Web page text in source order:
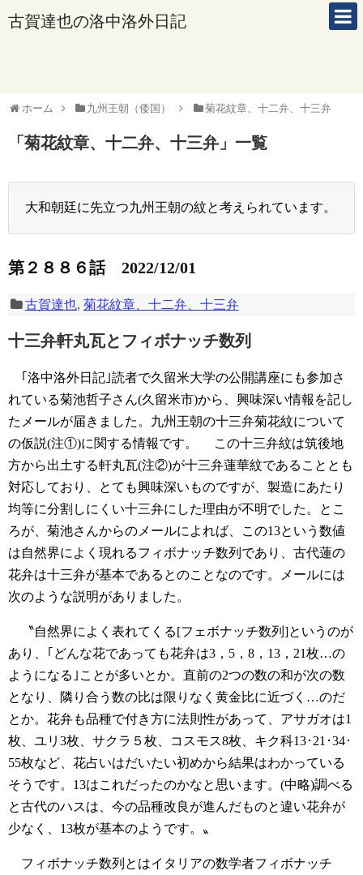
古賀達也の洛中洛外日記
ホーム 九州王朝（倭国） 菊花紋章、十二弁、十三弁
「 菊花紋章、十二弁、十三弁 」 一覧
大和朝廷に先立つ九州王朝の紋と考えられています。
第２８８６話 2022/12/01
古賀達也, 菊花紋章、十二弁、十三弁
十三弁軒丸瓦とフィボナッチ数列
｢洛中洛外日記｣読者で久留米大学の公開講座にも参加さ
れている菊池哲子さん(久留米市)から、興味深い情報を記し
たメールが届きました。九州王朝の十三弁菊花紋について
の仮説(注①)に関する情報です。
この十三弁紋は筑後地
方から出土する軒丸瓦(注②)が十三弁蓮華紋であることとも
対応しており、とても興味深いものですが、製造にあたり
均等に分割しにくい十三弁にした理由が不明でした。とこ
ろが、菊池さんからのメールによれば、この13という数値
は自然界によく現れるフィボナッチ数列であり、古代蓮の
花弁は十三弁が基本であるとのことなのです。メールには
次のような説明がありました。
〝自然界によく表れてくる[フェボナッチ数列]というのが
あり、｢どんな花であっても花弁は3，5，8，13，21枚…の
ようになる｣ことが多いとか。直前の2つの数の和が次の数
となり、隣り合う数の比は限りなく黄金比に近づく…のだ
とか。花弁も品種で付き方に法則性があって、アサガオは1
枚、ユリ3枚、サクラ５枚、コスモス8枚、キク科13･21･34･
55枚など、花占いはだいたい初めから結果はわかっている
そうです。13はこれだったのかなと思います。(中略)調べる
と古代のハスは、今の品種改良が進んだものと違い花弁が
少なく、13枚が基本のようです。〟
フィボナッチ数列とはイタリアの数学者フィボナッチ